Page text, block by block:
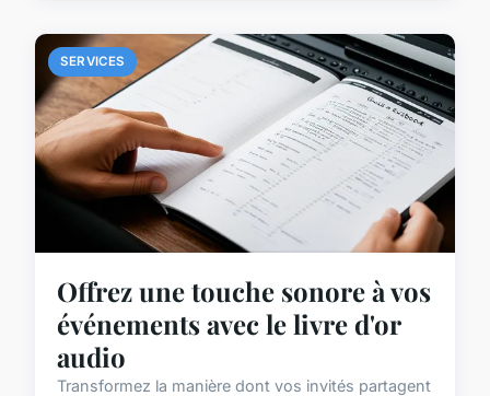
SERVICES
Offrez une touche sonore à vos
événements avec le livre d'or
audio
Transformez la manière dont vos invités partagent